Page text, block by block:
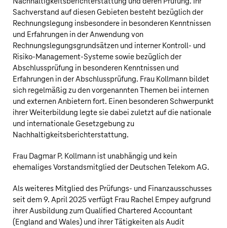
Sachverstand auf diesen Gebieten besteht bezüglich der
Rechnungslegung insbesondere in besonderen Kenntnissen
und Erfahrungen in der Anwendung von
Rechnungslegungsgrundsätzen und interner Kontroll- und
Risiko-Management-Systeme sowie bezüglich der
Abschlussprüfung in besonderen Kenntnissen und
Erfahrungen in der Abschlussprüfung. Frau Kollmann bildet
sich regelmäßig zu den vorgenannten Themen bei internen
und externen Anbietern fort. Einen besonderen Schwerpunkt
ihrer Weiterbildung legte sie dabei zuletzt auf die nationale
und internationale Gesetzgebung zu
Nachhaltigkeitsberichterstattung.
Frau Dagmar P. Kollmann ist unabhängig und kein
ehemaliges Vorstandsmitglied der Deutschen Telekom AG.
Als weiteres Mitglied des Prüfungs- und Finanzausschusses
seit dem 9. April 2025 verfügt Frau Rachel Empey aufgrund
ihrer Ausbildung zum Qualified Chartered Accountant
(England and Wales) und ihrer Tätigkeiten als Audit